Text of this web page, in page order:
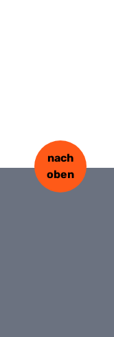
nach
oben